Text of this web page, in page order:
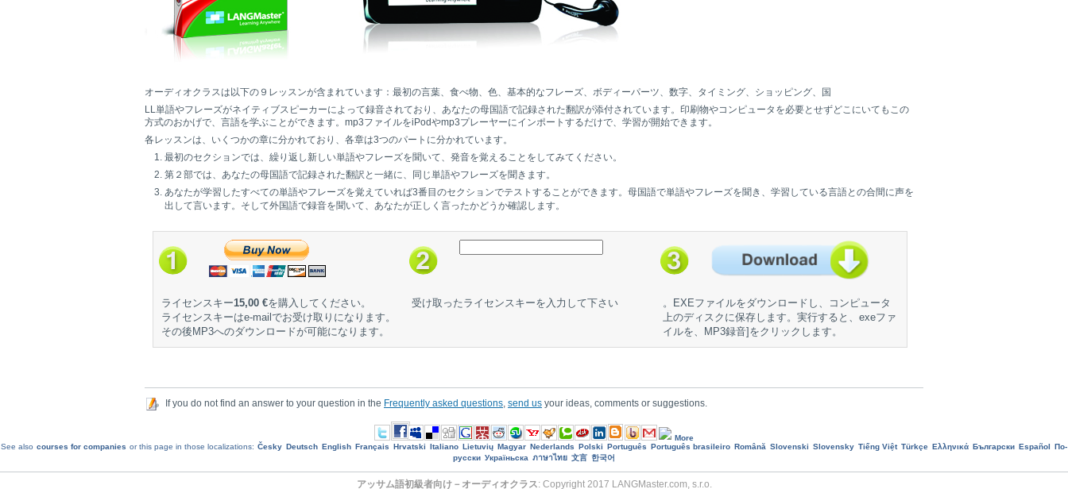
オーディオクラスは以下の９レッスンが含まれています：最初の言葉、食べ物、色、基本的なフレーズ、ボディーパーツ、数字、タイミング、ショッピング、国
LL単語やフレーズがネイティブスピーカーによって録音されており、あなたの母国語で記録された翻訳が添付されています。印刷物やコンピュータを必要とせずどこにいてもこの
方式のおかげで、言語を学ぶことができます。mp3ファイルをiPodやmp3プレーヤーにインポートするだけで、学習が開始できます。
各レッスンは、いくつかの章に分かれており、各章は3つのパートに分かれています。
最初のセクションでは、繰り返し新しい単語やフレーズを聞いて、発音を覚えることをしてみてください。
第２部では、あなたの母国語で記録された翻訳と一緒に、同じ単語やフレーズを聞きます。
あなたが学習したすべての単語やフレーズを覚えていれば3番目のセクションでテストすることができます。母国語で単語やフレーズを聞き、学習している言語との合間に声を
出して言います。そして外国語で録音を聞いて、あなたが正しく言ったかどうか確認します。
ライセンスキー15,00 €を購入してください。
ライセンスキーはe-mailでお受け取りになります。
その後MP3へのダウンロードが可能になります。
受け取ったライセンスキーを入力して下さい
。EXEファイルをダウンロードし、コンピュータ
上のディスクに保存します。実行すると、exeファ
イルを、MP3録音]をクリックします。
If you do not find an answer to your question in the Frequently asked questions send us your ideas, comments or suggestions.
More
See also courses for companies or this page in those localizations: Česky Deutsch English Français Hrvatski Italiano Lietuvių Magyar Nederlands Polski Português Português brasileiro Română Slovenski Slovensky Tiếng Việt Türkçe Ελληνικά Български Еspañol
По-
русски Україньска ภาษาไทย 文言 한국어
アッサム語初級者向け－オーディオクラス: Copyright 2017 LANGMaster.com, s.r.o.